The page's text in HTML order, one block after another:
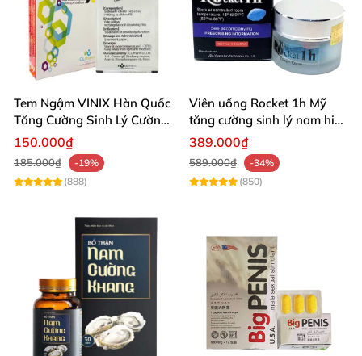
Tem Ngậm VINIX Hàn Quốc
Tăng Cường Sinh Lý Cường
Dương
150.000₫
185.000₫
-19%
(888)
Viên uống Rocket 1h Mỹ
tăng cường sinh lý nam hiệu
quả
389.000₫
589.000₫
-34%
(850)